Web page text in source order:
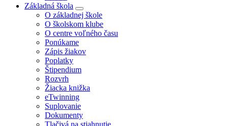
Základná škola
O základnej škole
O školskom klube
O centre voľného času
Ponúkame
Zápis žiakov
Poplatky
Štipendium
Rozvrh
Žiacka knižka
eTwinning
Suplovanie
Dokumenty
Tlačivá na stiahnutie